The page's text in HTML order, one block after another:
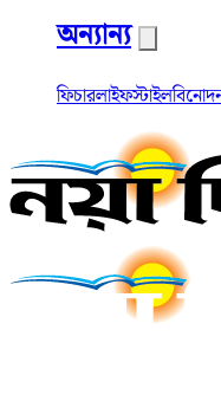
অন্যান্য
ফিচারলাইফস্টাইল